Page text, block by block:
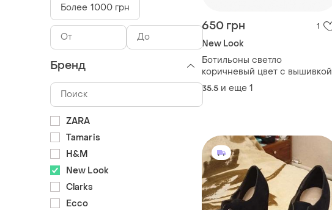
650 грн 1
New Look
Ботильоны светло
коричневый цвет с вышивкой
35.5 и еще 1
Более 1000 грн
Бренд
ZARA
Tamaris
H&M
New Look
Clarks
Ecco